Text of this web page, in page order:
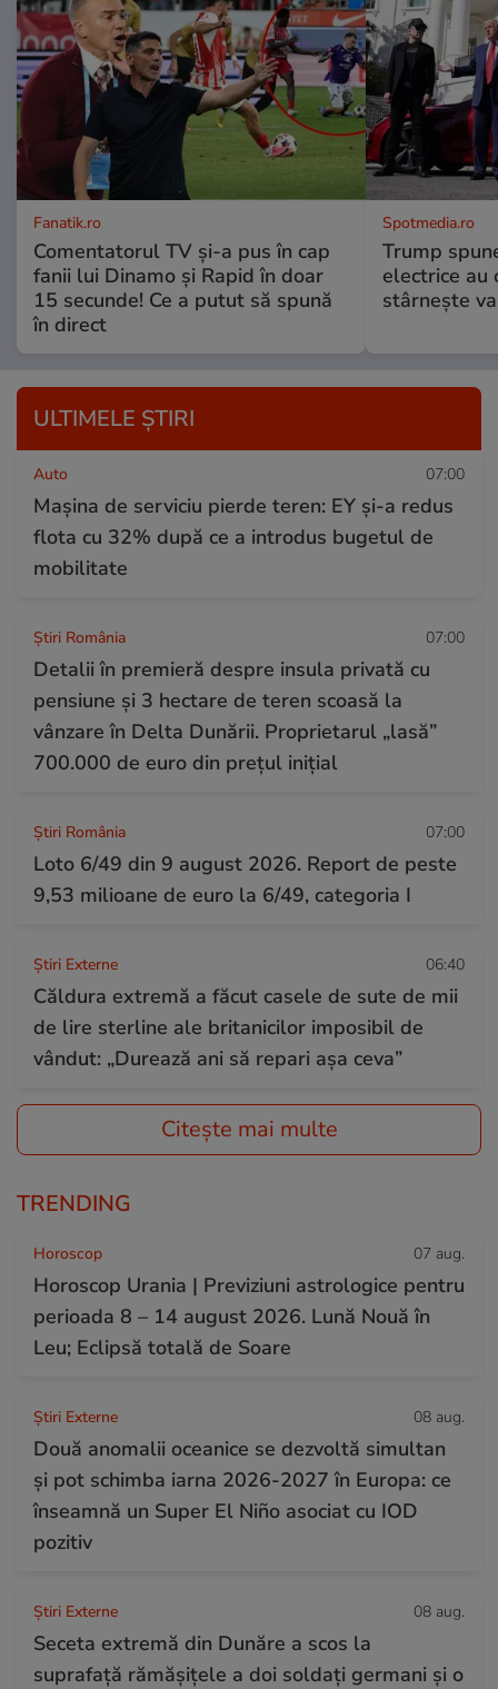
Fanatik.ro
Comentatorul TV și-a pus în cap
fanii lui Dinamo și Rapid în doar
15 secunde! Ce a putut să spună
în direct
Spotmedia.ro
Trump
electrice au
stârnește
ULTIMELE ȘTIRI
Auto 07:00
Mașina de serviciu pierde teren: EY și-a redus
flota cu 32% după ce a introdus bugetul de
mobilitate
Știri România 07:00
Detalii în premieră despre insula privată cu
pensiune și 3 hectare de teren scoasă la
vânzare în Delta Dunării. Proprietarul „lasă”
700.000 de euro din prețul inițial
Știri România 07:00
Loto 6/49 din 9 august 2026. Report de peste
9,53 milioane de euro la 6/49, categoria I
Știri Externe 06:40
Căldura extremă a făcut casele de sute de mii
de lire sterline ale britanicilor imposibil de
vândut: „Durează ani să repari așa ceva”
Citește mai multe
TRENDING
Horoscop 07 aug.
Horoscop Urania | Previziuni astrologice pentru
perioada 8 – 14 august 2026. Lună Nouă în
Leu; Eclipsă totală de Soare
Știri Externe 08 aug.
Două anomalii oceanice se dezvoltă simultan
și pot schimba iarna 2026-2027 în Europa: ce
înseamnă un Super El Niño asociat cu IOD
pozitiv
Știri Externe 08 aug.
Seceta extremă din Dunăre a scos la
suprafață rămășițele a doi soldați germani și o